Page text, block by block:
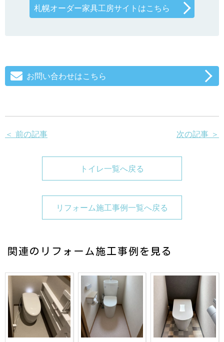
札幌オーダー家具工房サイトはこちら
お問い合わせはこちら
＜ 前の記事 次の記事 ＞
トイレ一覧へ戻る
リフォーム施工事例一覧へ戻る
関連のリフォーム施工事例を見る